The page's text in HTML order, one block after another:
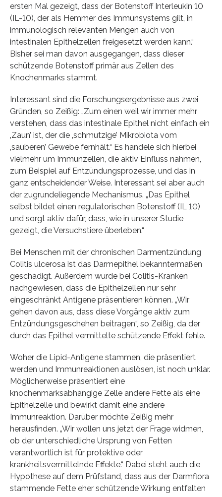
ersten Mal gezeigt, dass der Botenstoff Interleukin 10
(IL-10), der als Hemmer des Immunsystems gilt, in
immunologisch relevanten Mengen auch von
intestinalen Epithelzellen freigesetzt werden kann.“
Bisher sei man davon ausgegangen, dass dieser
schützende Botenstoff primär aus Zellen des
Knochenmarks stammt.
Interessant sind die Forschungsergebnisse aus zwei
Gründen, so Zeißig: „Zum einen weil wir immer mehr
verstehen, dass das intestinale Epithel nicht einfach ein
‚Zaun’ ist, der die ‚schmutzige’ Mikrobiota vom
‚sauberen’ Gewebe fernhält.“ Es handele sich hierbei
vielmehr um Immunzellen, die aktiv Einfluss nähmen,
zum Beispiel auf Entzündungsprozesse, und das in
ganz entscheidender Weise. Interessant sei aber auch
der zugrundeliegende Mechanismus. „Das Epithel
selbst bildet einen regulatorischen Botenstoff (IL 10)
und sorgt aktiv dafür, dass, wie in unserer Studie
gezeigt, die Versuchstiere überleben.“
Bei Menschen mit der chronischen Darmentzündung
Colitis ulcerosa ist das Darmepithel bekanntermaßen
geschädigt. Außerdem wurde bei Colitis-Kranken
nachgewiesen, dass die Epithelzellen nur sehr
eingeschränkt Antigene präsentieren können. „Wir
gehen davon aus, dass diese Vorgänge aktiv zum
Entzündungsgeschehen beitragen“, so Zeißig, da der
durch das Epithel vermittelte schützende Effekt fehle.
Woher die Lipid-Antigene stammen, die präsentiert
werden und Immunreaktionen auslösen, ist noch unklar.
Möglicherweise präsentiert eine
knochenmarksabhängige Zelle andere Fette als eine
Epithelzelle und bewirkt damit eine andere
Immunreaktion. Darüber möchte Zeißig mehr
herausfinden. „Wir wollen uns jetzt der Frage widmen,
ob der unterschiedliche Ursprung von Fetten
verantwortlich ist für protektive oder
krankheitsvermittelnde Effekte.“ Dabei steht auch die
Hypothese auf dem Prüfstand, dass aus der Darmflora
stammende Fette eher schützende Wirkung entfalten